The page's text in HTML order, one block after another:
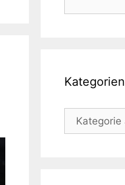
Kategorien
Kategorien